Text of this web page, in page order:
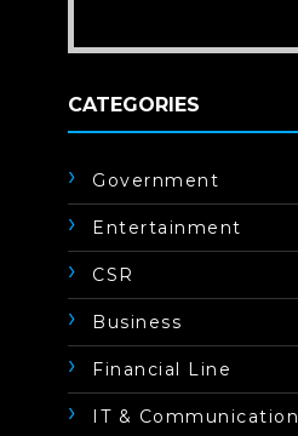
CATEGORIES
Government
Entertainment
CSR
Business
Financial Line
IT & Communication